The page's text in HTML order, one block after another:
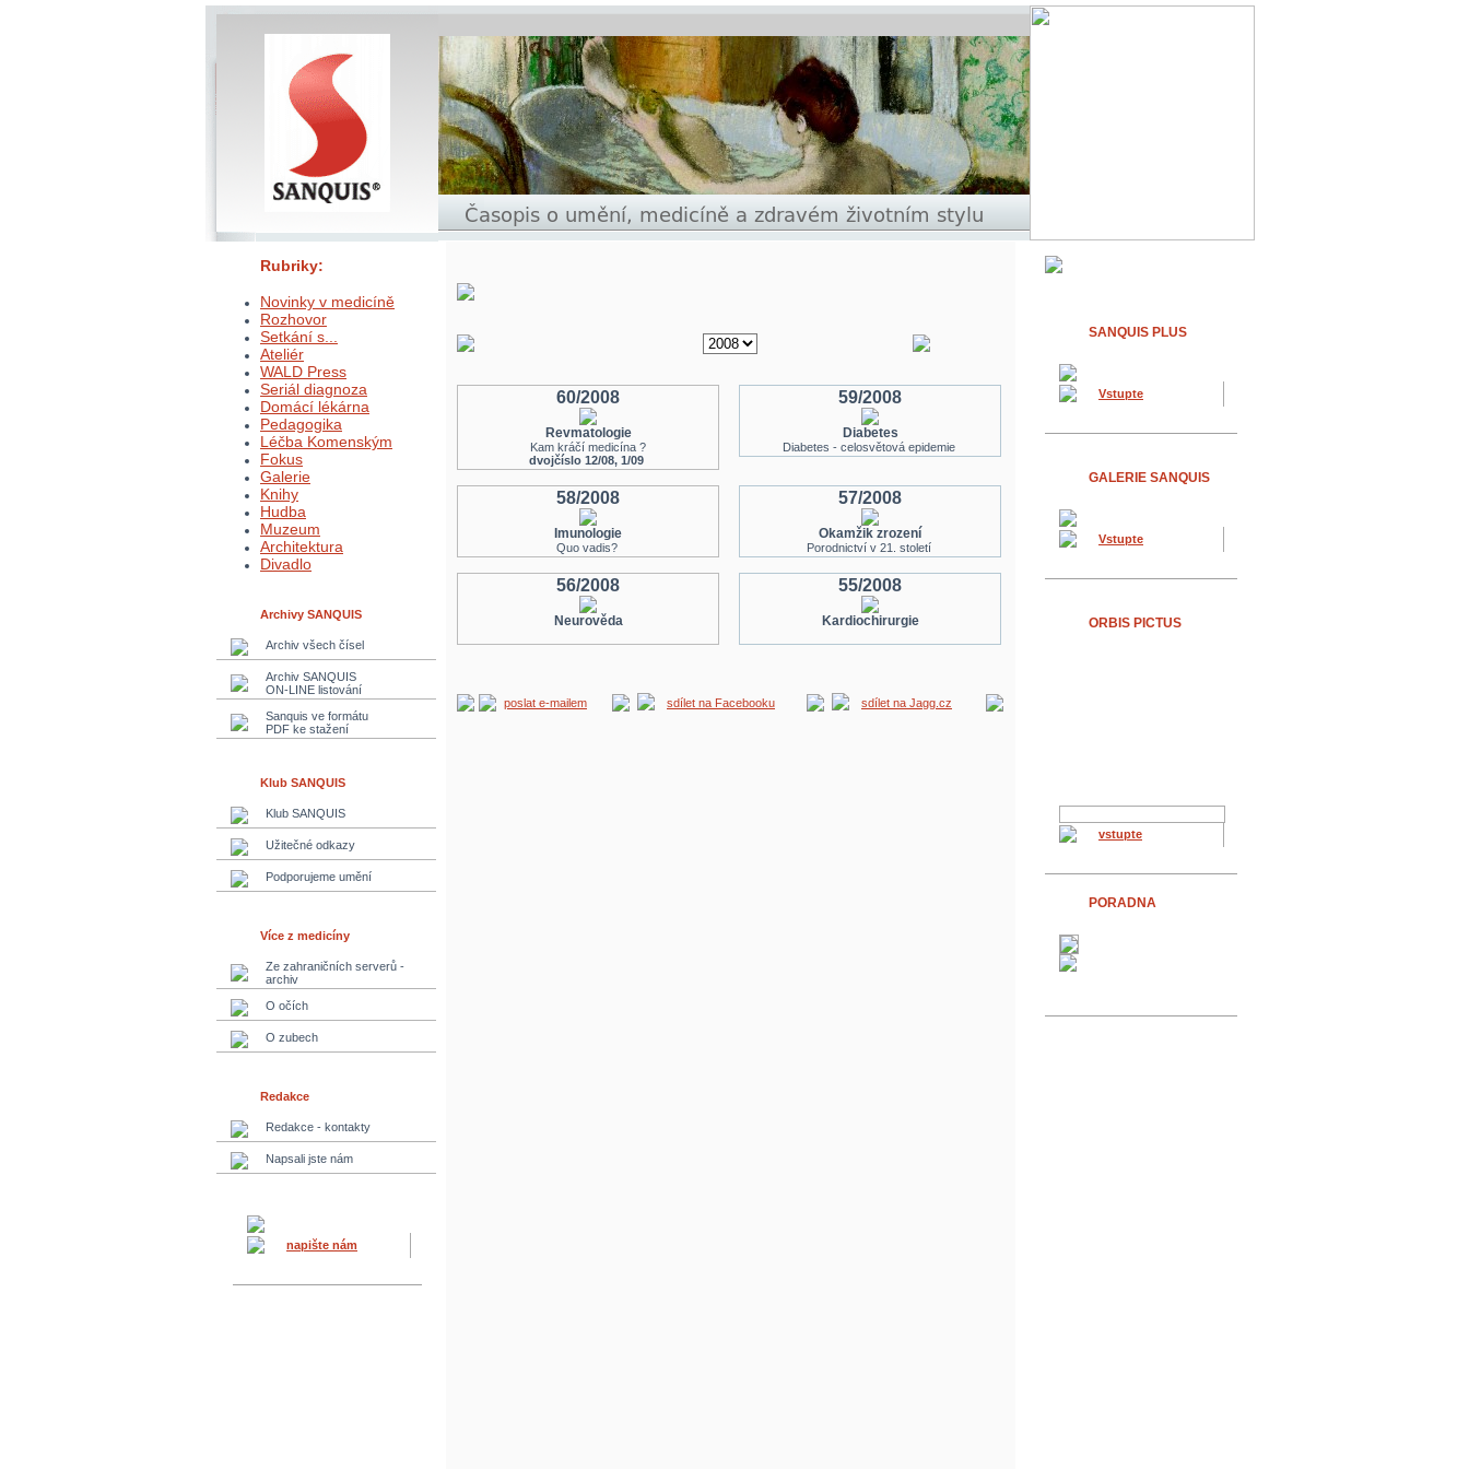
Rubriky:
Novinky v medicíně
Rozhovor
Setkání s...
Ateliér
WALD Press
Seriál diagnoza
Domácí lékárna
Pedagogika
Léčba Komenským
Fokus
Galerie
Knihy
Hudba
Muzeum
Architektura
Divadlo
Archivy SANQUIS
Archiv všech čísel
Archiv SANQUIS
ON-LINE listování
Sanquis ve formátu
PDF ke stažení
Klub SANQUIS
Klub SANQUIS
Užitečné odkazy
Podporujeme umění
Více z medicíny
Ze zahraničních serverů -
archiv
O očích
O zubech
Redakce
Redakce - kontakty
Napsali jste nám
napište nám
60/2008
Revmatologie
Kam kráčí medicína ?
dvojčíslo 12/08, 1/09
59/2008
Diabetes
Diabetes - celosvětová epidemie
58/2008
Imunologie
Quo vadis?
57/2008
Okamžik zrození
Porodnictví v 21. století
56/2008
Neurověda
55/2008
Kardiochirurgie
poslat e-mailem sdílet na Facebooku sdílet na Jagg.cz
SANQUIS PLUS
Vstupte
GALERIE SANQUIS
Vstupte
ORBIS PICTUS
vstupte
PORADNA